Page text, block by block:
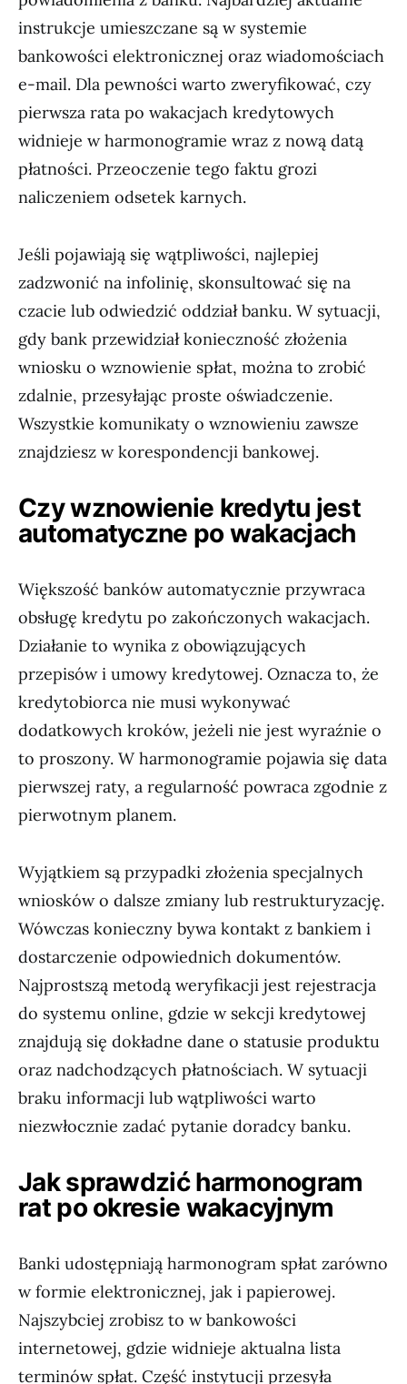
instrukcje umieszczane są w systemie
bankowości elektronicznej oraz wiadomościach
e-mail. Dla pewności warto zweryfikować, czy
pierwsza rata po wakacjach kredytowych
widnieje w harmonogramie wraz z nową datą
płatności. Przeoczenie tego faktu grozi
naliczeniem odsetek karnych.
Jeśli pojawiają się wątpliwości, najlepiej
zadzwonić na infolinię, skonsultować się na
czacie lub odwiedzić oddział banku. W sytuacji,
gdy bank przewidział konieczność złożenia
wniosku o wznowienie spłat, można to zrobić
zdalnie, przesyłając proste oświadczenie.
Wszystkie komunikaty o wznowieniu zawsze
znajdziesz w korespondencji bankowej.
Czy wznowienie kredytu jest
automatyczne po wakacjach
Większość banków automatycznie przywraca
obsługę kredytu po zakończonych wakacjach.
Działanie to wynika z obowiązujących
przepisów i umowy kredytowej. Oznacza to, że
kredytobiorca nie musi wykonywać
dodatkowych kroków, jeżeli nie jest wyraźnie o
to proszony. W harmonogramie pojawia się data
pierwszej raty, a regularność powraca zgodnie z
pierwotnym planem.
Wyjątkiem są przypadki złożenia specjalnych
wniosków o dalsze zmiany lub restrukturyzację.
Wówczas konieczny bywa kontakt z bankiem i
dostarczenie odpowiednich dokumentów.
Najprostszą metodą weryfikacji jest rejestracja
do systemu online, gdzie w sekcji kredytowej
znajdują się dokładne dane o statusie produktu
oraz nadchodzących płatnościach. W sytuacji
braku informacji lub wątpliwości warto
niezwłocznie zadać pytanie doradcy banku.
Jak sprawdzić harmonogram
rat po okresie wakacyjnym
Banki udostępniają harmonogram spłat zarówno
w formie elektronicznej, jak i papierowej.
Najszybciej zrobisz to w bankowości
internetowej, gdzie widnieje aktualna lista
terminów spłat. Część instytucji przesyła